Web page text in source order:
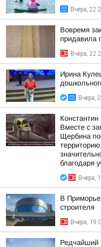
Вчера,
Вовремя
придавила
Вчера,
Ирина
Вчера,
Вместе с
Щербина
благодаря
Вчера,
В
строителя
Вчера,
Редчайший